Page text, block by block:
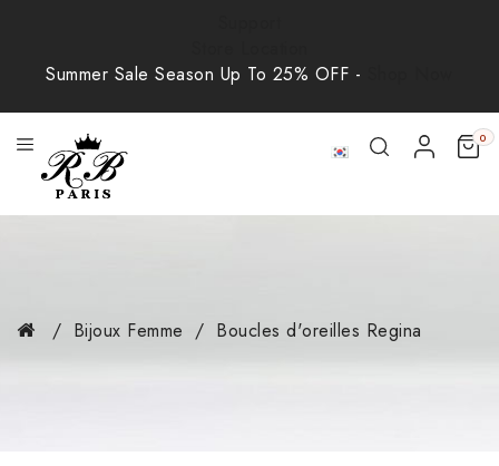
Summer Sale Season Up To 25% OFF -
0
Bijoux Femme Boucles d'oreilles Regina